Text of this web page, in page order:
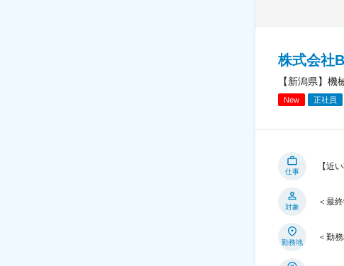
株式会社
【新潟県】
New 正社員
仕事
【近
対象
＜最
勤務地
＜勤